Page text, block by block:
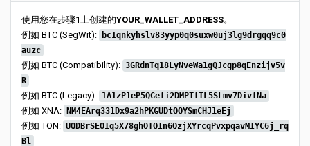
使用您在步骤1上创建的YOUR_WALLET_ADDRESS。
例如 BTC (SegWit):
bc1qnkyhslv83yyp0q0suxw0uj3lg9drgqq9c0
auzc
例如 BTC (Compatibility): 3GRdnTq18LyNveWa1gQJcgp8qEnzijv5v
R
例如 BTC (Legacy): 1A1zP1eP5QGefi2DMPTfTL5SLmv7DivfNa
例如 XNA: NM4EArq331Dx9a2hPKGUDtQQYSmCHJ1eEj
例如 TON: UQDBrSEOIq5X78ghOTQIn6QzjXYrcqPvxpqavMIYC6j_rq
Bl